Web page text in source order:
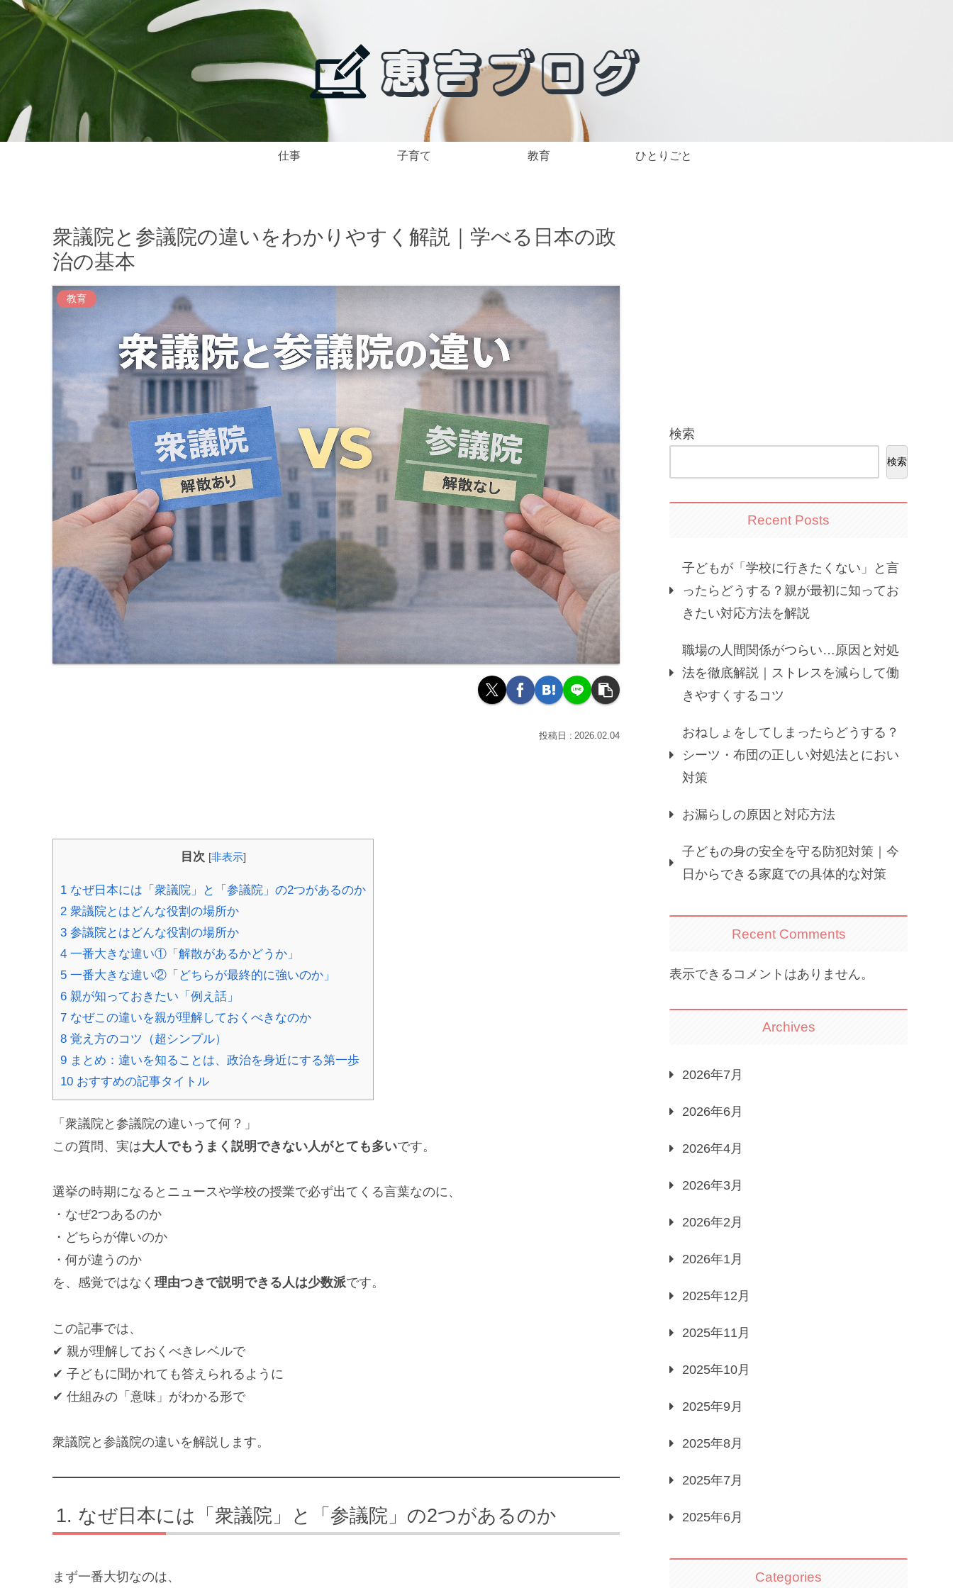
仕事 子育て 教育 ひとりごと
衆議院と参議院の違いをわかりやすく解説｜学べる日本の政
治の基本
教育
2026.02.04
目次 [非表示]
1 なぜ日本には「衆議院」と「参議院」の2つがあるのか
2 衆議院とはどんな役割の場所か
3 参議院とはどんな役割の場所か
4 一番大きな違い①「解散があるかどうか」
5 一番大きな違い②「どちらが最終的に強いのか」
6 親が知っておきたい「例え話」
7 なぜこの違いを親が理解しておくべきなのか
8 覚え方のコツ（超シンプル）
9 まとめ：違いを知ることは、政治を身近にする第一歩
10 おすすめの記事タイトル
「衆議院と参議院の違いって何？」
この質問、実は大人でもうまく説明できない人がとても多いです。
選挙の時期になるとニュースや学校の授業で必ず出てくる言葉なのに、
・なぜ2つあるのか
・どちらが偉いのか
・何が違うのか
を、感覚ではなく 理由つきで説明できる人は少数派です。
この記事では、
✔ 親が理解しておくべきレベルで
✔ 子どもに聞かれても答えられるように
✔ 仕組みの「意味」がわかる形で
衆議院と参議院の違いを解説します。
なぜ日本には「衆議院」と「参議院」の2つがあるのか
まず一番大切なのは、
検索
検索
Recent Posts
子どもが「学校に行きたくない」と言
ったらどうする？親が最初に知ってお
きたい対応方法を解説
職場の人間関係がつらい…原因と対処
法を徹底解説｜ストレスを減らして働
きやすくするコツ
おねしょをしてしまったらどうする？
シーツ・布団の正しい対処法とにおい
対策
お漏らしの原因と対応方法
子どもの身の安全を守る防犯対策｜今
日からできる家庭での具体的な対策
Recent Comments
表示できるコメントはありません。
Archives
2026年7月
2026年6月
2026年4月
2026年3月
2026年2月
2026年1月
2025年12月
2025年11月
2025年10月
2025年9月
2025年8月
2025年7月
2025年6月
Categories